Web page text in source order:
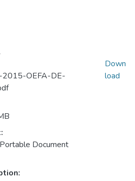
2015-OEFA-DE-
Document
Down
load